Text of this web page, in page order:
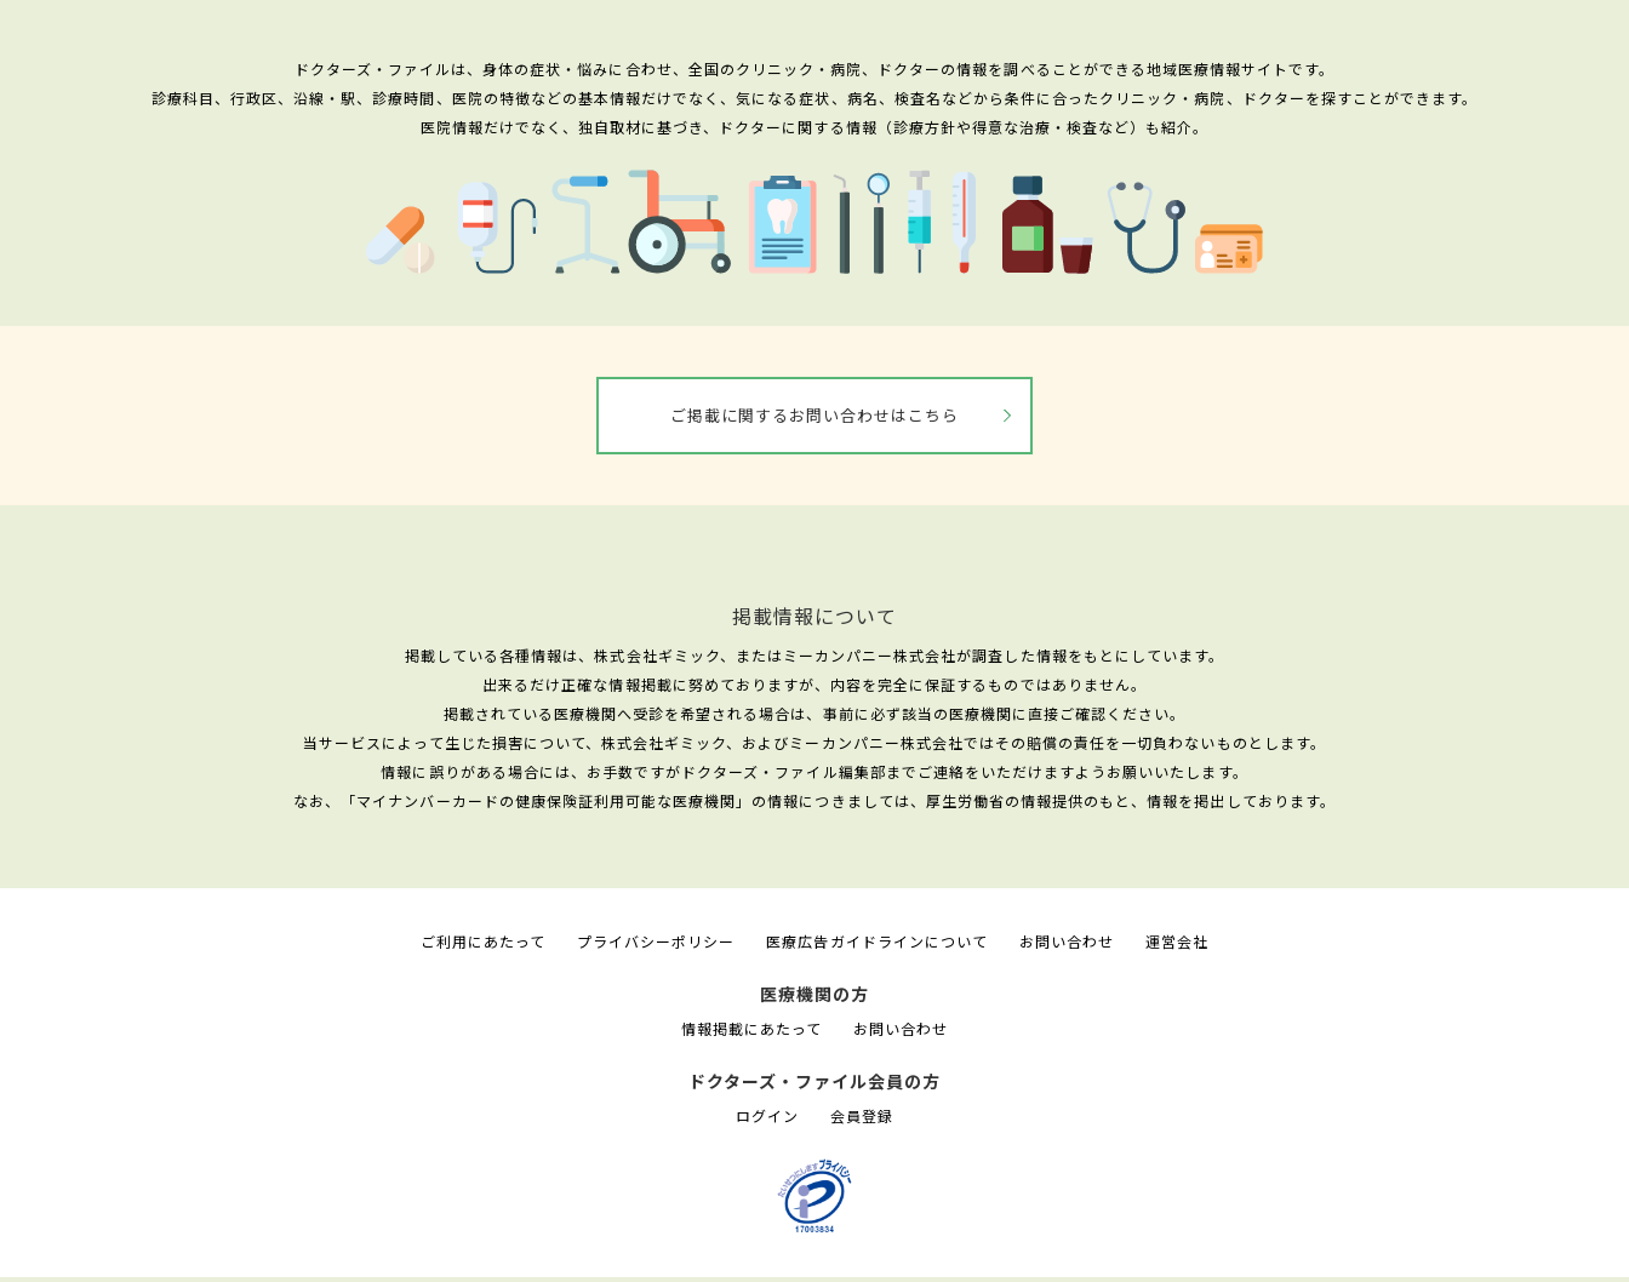
ドクターズ・ファイルは、身体の症状・悩みに合わせ、全国のクリニック・病院、ドクターの情報を調べることができる地域医療情報サイトです。
診療科目、行政区、沿線・駅、診療時間、医院の特徴などの基本情報だけでなく、気になる症状、病名、検査名などから条件に合ったクリニック・病院、ドクターを探すことができます。
医院情報だけでなく、独自取材に基づき、ドクターに関する情報（診療方針や得意な治療・検査など）も紹介。
ご掲載に関するお問い合わせはこちら
掲載情報について
掲載している各種情報は、株式会社ギミック、またはミーカンパニー株式会社が調査した情報をもとにしています。
出来るだけ正確な情報掲載に努めておりますが、内容を完全に保証するものではありません。
掲載されている医療機関へ受診を希望される場合は、事前に必ず該当の医療機関に直接ご確認ください。
当サービスによって生じた損害について、株式会社ギミック、およびミーカンパニー株式会社ではその賠償の責任を一切負わないものとします。
情報に誤りがある場合には、お手数ですがドクターズ・ファイル編集部までご連絡をいただけますようお願いいたします。
なお、「マイナンバーカードの健康保険証利用可能な医療機関」の情報につきましては、厚生労働省の情報提供のもと、情報を掲出しております。
ご利用にあたって プライバシーポリシー 医療広告ガイドラインについて お問い合わせ 運営会社
医療機関の方
情報掲載にあたって お問い合わせ
ドクターズ・ファイル会員の方
ログイン 会員登録